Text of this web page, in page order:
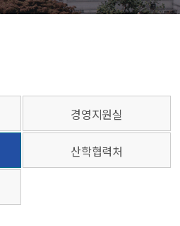
경영지원실
산학협력처